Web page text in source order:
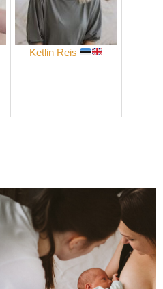
Ketlin Reis